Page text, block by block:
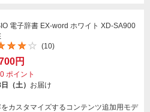
電子辞書 EX-word ホワイト XD-SA900
(10)
円
ポイント
（土） お届け
カスタマイズするコンテンツ追加用モデ